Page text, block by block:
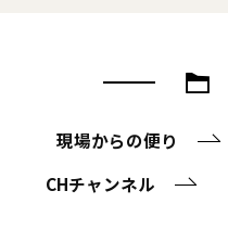
現場からの便り
CHチャンネル